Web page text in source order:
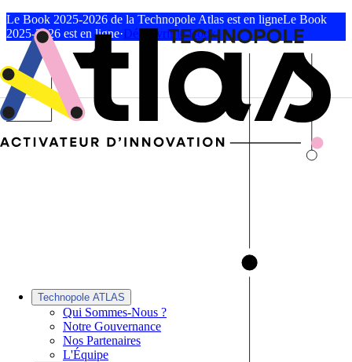
Le Book 2025-2026 de la Technopole Atlas est en ligneLe Book
2025-2026 est en ligne·Découvrir le Book
Technopole ATLAS
Qui Sommes-Nous ?
Notre Gouvernance
Nos Partenaires
L'Équipe